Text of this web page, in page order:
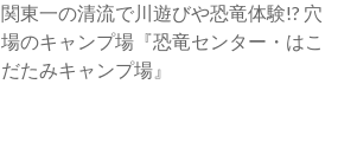
関東一の清流で川遊びや恐竜体験!? 穴
場のキャンプ場『恐竜センター・はこ
だたみキャンプ場』